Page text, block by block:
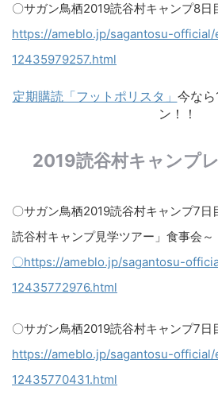
〇サガン鳥栖2019読谷村キャンプ8日
https://ameblo.jp/sagantosu-
12435979257.html​
定期購読「フットポリスタ」 今な
ン！！
2019読谷村キャンプ
〇サガン鳥栖2019読谷村キャンプ7日
読谷村キャンプ見学ツアー」食事会～
〇https://ameblo.jp/sagantosu-
12435772976.html
〇サガン鳥栖2019読谷村キャンプ7日
https://ameblo.jp/sagantosu-
12435770431.html